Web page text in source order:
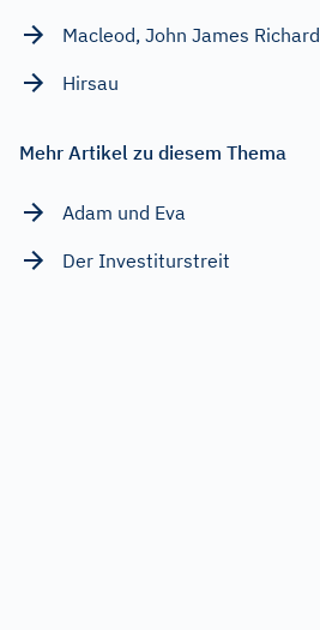
Macleod, John James Richard
Hirsau
Mehr Artikel zu diesem Thema
Adam und Eva
Der Investiturstreit